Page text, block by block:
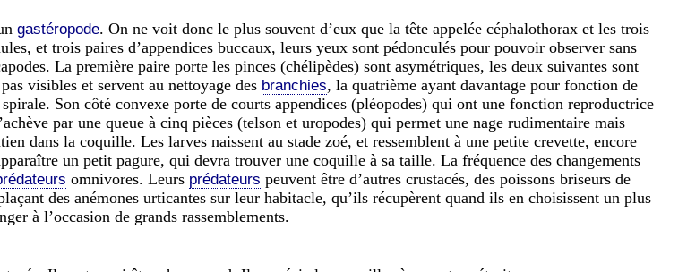
gastéropode. On ne voit donc le plus souvent d’eux que la tête appelée céphalothorax et les trois
et trois paires d’appendices buccaux, leurs yeux sont pédonculés pour pouvoir observer sans
La première paire porte les pinces (chélipèdes) sont asymétriques, les deux suivantes sont
visibles et servent au nettoyage des branchies, la quatrième ayant davantage pour fonction de
Son côté convexe porte de courts appendices (pléopodes) qui ont une fonction reproductrice
par une queue à cinq pièces (telson et uropodes) qui permet une nage rudimentaire mais
dans la coquille. Les larves naissent au stade zoé, et ressemblent à une petite crevette, encore
un petit pagure, qui devra trouver une coquille à sa taille. La fréquence des changements
omnivores. Leurs prédateurs peuvent être d’autres crustacés, des poissons briseurs de
des anémones urticantes sur leur habitacle, qu’ils récupèrent quand ils en choisissent un plus
à l’occasion de grands rassemblements.